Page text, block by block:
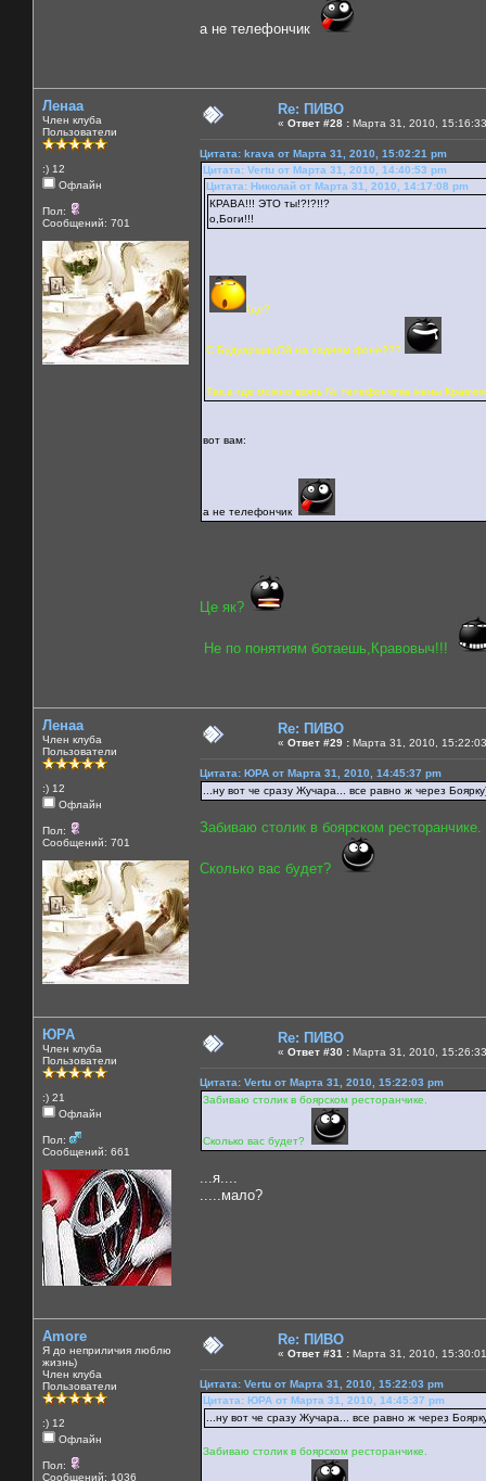
а не телефончик
Ленаа
Член клуба
Пользователи
:) 12
Офлайн
Пол:
Сообщений: 701
Re: ПИВО
« Ответ #28 : Марта 31, 2010,
Цитата: krava от Марта 31, 2010, 15:02:21 pm
Цитата: Vertu от Марта 31, 2010, 14:40:53 pm
Цитата: Николай от Марта 31, 2010, 14:17:08 pm
КРАВА!!! ЭТО ты!?!?!!?
о,Боги!!!
Где?
С БудуарщицОй на заднем фоне???
Так,а где можно взять № телефончика жены
вот вам:
а не телефончик
Це як?
Не по понятиям ботаешь,Кравовыч!!!
Ленаа
Член клуба
Пользователи
:) 12
Офлайн
Пол:
Сообщений: 701
Re: ПИВО
« Ответ #29 : Марта 31, 2010,
Цитата: ЮРА от Марта 31, 2010, 14:45:37 pm
...ну вот че сразу Жучара... все равно ж через
Забиваю столик в боярском ресторанчике.
Сколько вас будет?
ЮРА
Член клуба
Пользователи
:) 21
Офлайн
Пол:
Сообщений: 661
Re: ПИВО
« Ответ #30 : Марта 31, 2010,
Цитата: Vertu от Марта 31, 2010, 15:22:03 pm
Забиваю столик в боярском ресторанчике.
Сколько вас будет?
...я....
.....мало?
Amore
Я до неприличия люблю
жизнь)
Член клуба
Пользователи
:) 12
Офлайн
Пол:
Сообщений: 1036
Re: ПИВО
« Ответ #31 : Марта 31, 2010,
Цитата: Vertu от Марта 31, 2010, 15:22:03 pm
Цитата: ЮРА от Марта 31, 2010, 14:45:37 pm
...ну вот че сразу Жучара... все равно ж через
Забиваю столик в боярском ресторанчике.